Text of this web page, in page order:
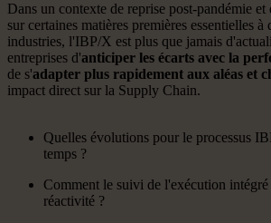
Dans un contexte de reprise post-pandémie et
sur certaines matières premières essentielles à
industries, l'IBP/X est plus que jamais
entreprises d'anticiper les écarts avec la
de s'adapter plus rapidement aux aléas et
impact direct sur la Supply Chain.
Quelles évolutions pour le processus
temps ?
Comment le suivi de l'exécution
réactivité ?